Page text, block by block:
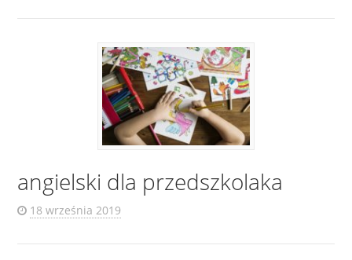
angielski dla przedszkolaka
18 września 2019